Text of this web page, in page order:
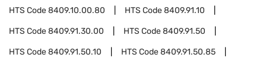
HTS Code8409.10.00.80 HTS Code8409.91.10
HTS Code8409.91.30.00 HTS Code8409.91.50
HTS Code8409.91.50.10 HTS Code8409.91.50.85